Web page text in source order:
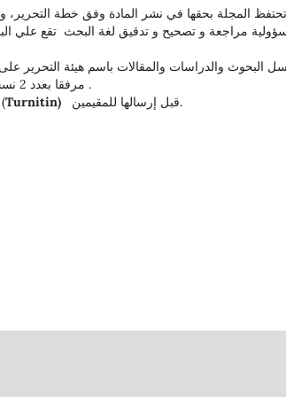
مراجعة و تصحيح و تدقيق لغة البحث تقع علي
البحوث والدراسات والمقالات باسم هيئة التحرير
تسلم إلى مقر المجلة، فإن البحث يسلم على قرص مدمج(CD) مرفقا بعدد 2 نسخة ورقية .
تخضع جميع البحوث بعد إرسالها للمجلة إلى العرض على برنامج الاقتباس (Turnitin) قبل إرسالها للمقيمين.